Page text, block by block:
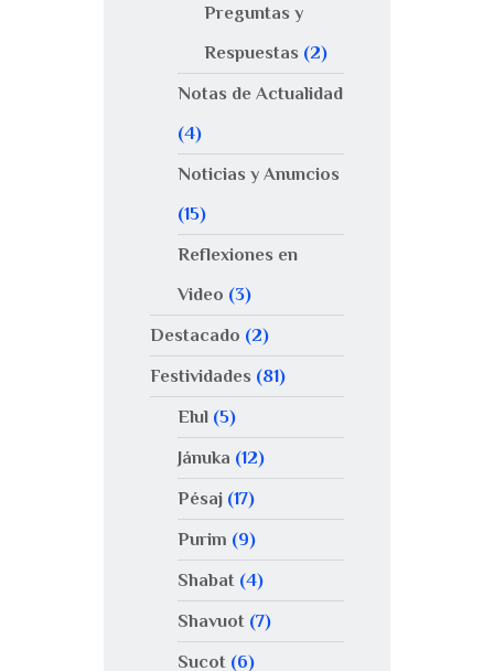
Preguntas y
Respuestas (2)
Notas de Actualidad
(4)
Noticias y Anuncios
(15)
Reflexiones en
Video (3)
Destacado (2)
Festividades (81)
Elul(5)
Jánuka (12)
Pésaj(17)
Purim (9)
Shabat (4)
Shavuot (7)
Sucot (6)